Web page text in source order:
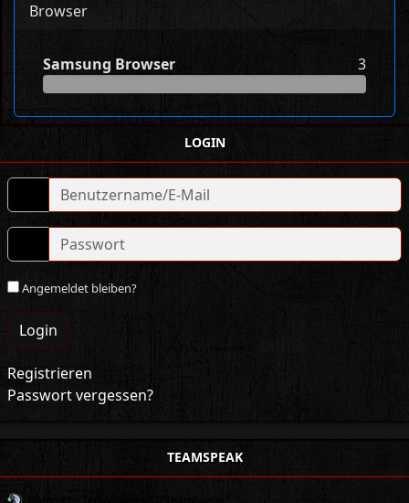
Browser
Samsung Browser 3
LOGIN
Angemeldet bleiben?
Login
Registrieren
Passwort vergessen?
TEAMSPEAK